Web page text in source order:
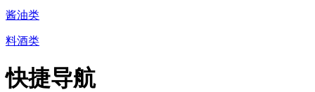
酱油类
料酒类
快捷导航